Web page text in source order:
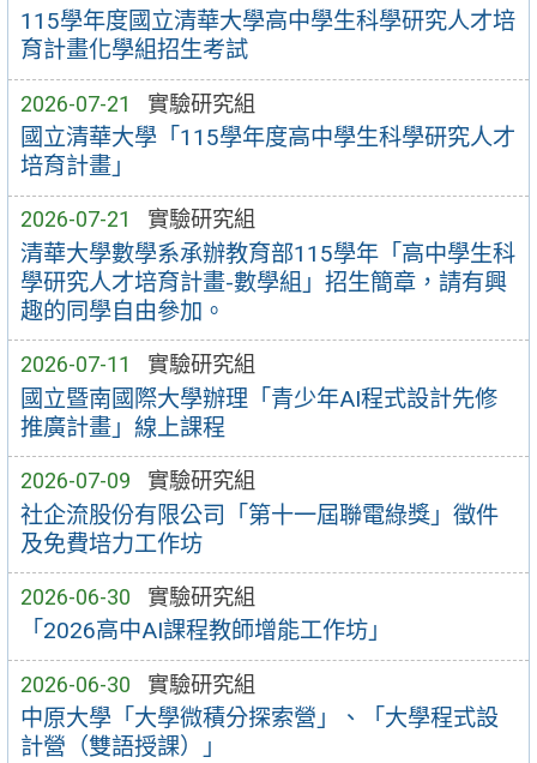
115學年度國立清華大學高中學生科學研究人才培
育計畫化學組招生考試
2026-07-21 實驗研究組
國立清華大學「115學年度高中學生科學研究人才
培育計畫」
2026-07-21 實驗研究組
清華大學數學系承辦教育部115學年「高中學生科
學研究人才培育計畫-數學組」招生簡章，請有興
趣的同學自由參加。
2026-07-11 實驗研究組
國立暨南國際大學辦理「青少年AI程式設計先修
推廣計畫」線上課程
2026-07-09 實驗研究組
社企流股份有限公司「第十一屆聯電綠獎」徵件
及免費培力工作坊
2026-06-30 實驗研究組
「2026高中AI課程教師增能工作坊」
2026-06-30 實驗研究組
中原大學「大學微積分探索營」、「大學程式設
計營（雙語授課）」